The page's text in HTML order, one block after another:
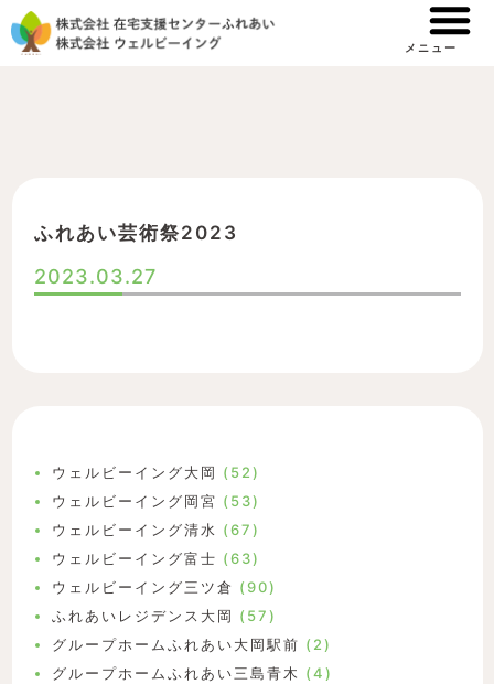
容
メニュー
ふれあい芸術祭2023
2023.03.27
ウェルビーイング大岡 (52)
ウェルビーイング岡宮 (53)
ウェルビーイング清水 (67)
ウェルビーイング富士 (63)
ウェルビーイング三ツ倉 (90)
ふれあいレジデンス大岡 (57)
グループホームふれあい大岡駅前 (2)
グループホームふれあい三島青木 (4)